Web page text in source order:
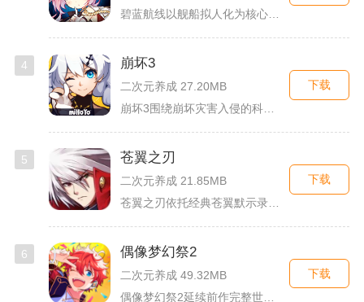
碧蓝航线以舰船拟人化为核心载体，将各类历史战舰塑造成风格各异...
4 崩坏3
二次元养成 27.20MB
下载
5 苍翼之刃
二次元养成 21.85MB
下载
6 偶像梦幻祭2
二次元养成 49.32MB
下载